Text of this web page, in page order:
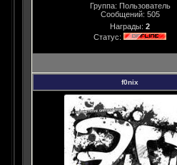
Группа: Пользователь
Сообщений: 505
Награды: 2
Статус:
f0nix